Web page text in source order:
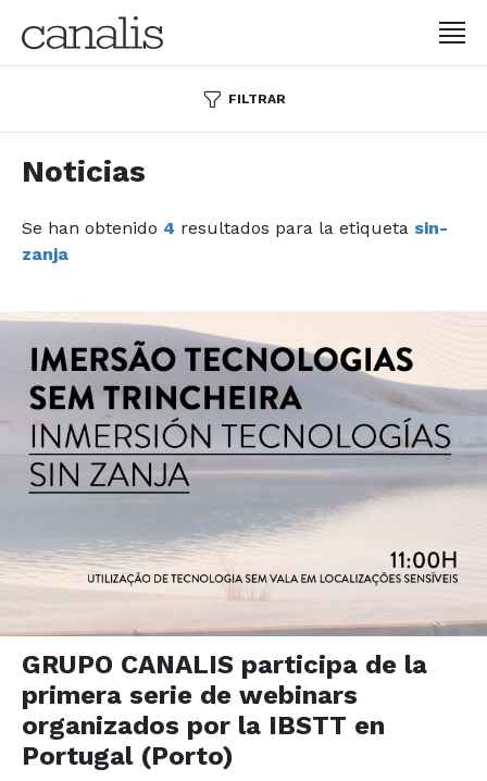
FILTRAR
Noticias
Se han obtenido 4 resultados para la etiqueta sin-
zanja
GRUPO CANALIS participa de la
primera serie de webinars
organizados por la IBSTT en
Portugal (Porto)